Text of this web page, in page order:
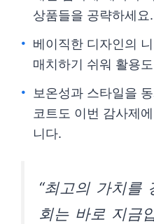
상품들을 공략하세요.
베이직한 디자인의
매치하기 쉬워 활용
보온성과 스타일을
코트도 이번 감사제
니다.
“최고의 가치를
회는 바로 지금